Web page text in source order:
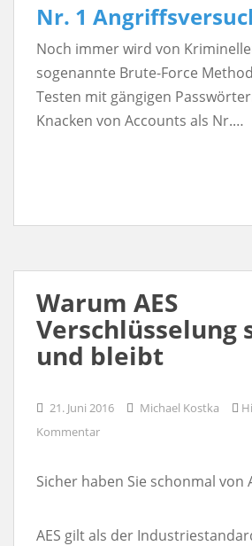
Nr. 1
Noch immer wird von
sogenannte Brute-Force
Testen mit gängigen
Knacken von Accounts als Nr.…
Warum AES
Verschlüsselung
und bleibt
21. Juni 2016 Michael Kostka
Kommentar
Sicher haben Sie schonmal von
AES gilt als der